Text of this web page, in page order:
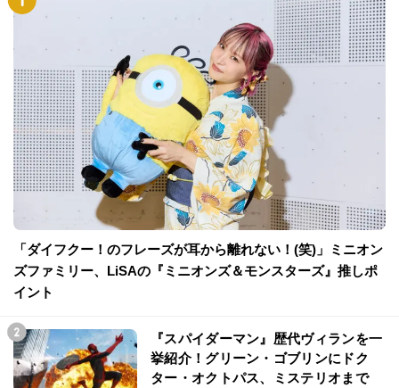
「ダイフクー！のフレーズが耳から離れない！(笑)」ミニオン
ズファミリー、LiSAの『ミニオンズ＆モンスターズ』推しポ
イント
『スパイダーマン』歴代ヴィランを一
挙紹介！グリーン・ゴブリンにドク
ター・オクトパス、ミステリオまで